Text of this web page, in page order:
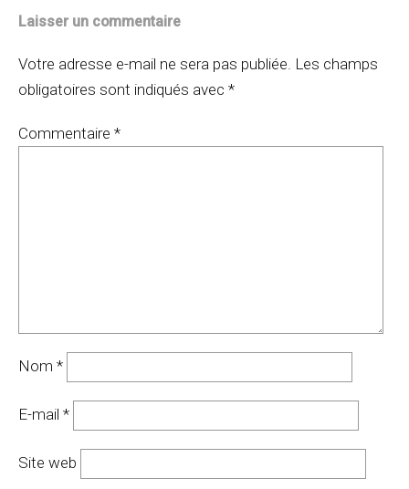
Laisser un commentaire
Votre adresse e-mail ne sera pas publiée. Les champs
obligatoires sont indiqués avec *
Commentaire *
Nom *
E-mail *
Site web